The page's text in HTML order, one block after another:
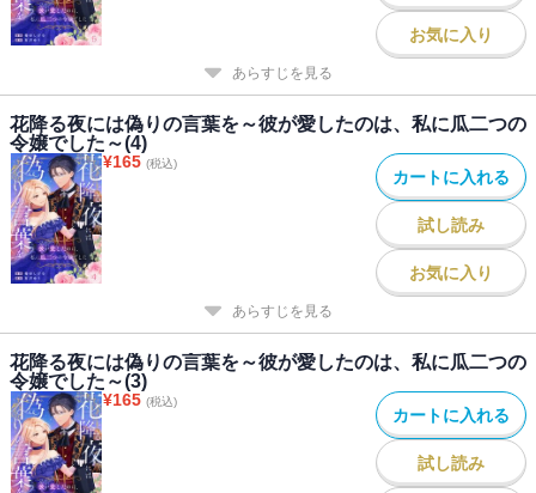
お気に入り
あらすじを見る
花降る夜には偽りの言葉を～彼が愛したのは、私に瓜二つの
令嬢でした～(4)
¥165 (税込)
カートに入れる
試し読み
お気に入り
あらすじを見る
花降る夜には偽りの言葉を～彼が愛したのは、私に瓜二つの
令嬢でした～(3)
¥165 (税込)
カートに入れる
試し読み